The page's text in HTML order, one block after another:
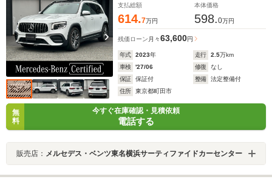
支払総額
614.7万円
本体価格
598.0万円
残価ローン 月々63,600円
年式 2023年 走行 2.5万km
車検
'27/06 修復
なし
保証
保証付 整備
法定整備付
住所
東京都町田市
無
料
今すぐ在庫確認・見積依頼
電話する
販売店： メルセデス・ベンツ東名横浜サーティファイドカーセンター